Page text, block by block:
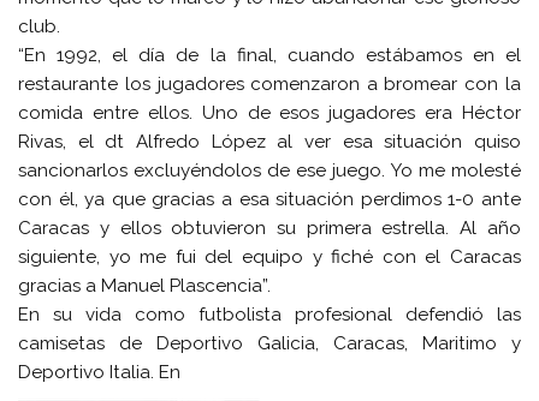
club.
“En 1992, el día de la final, cuando estábamos en el
restaurante los jugadores comenzaron a bromear con la
comida entre ellos. Uno de esos jugadores era Héctor
Rivas, el dt Alfredo López al ver esa situación quiso
sancionarlos excluyéndolos de ese juego. Yo me molesté
con él, ya que gracias a esa situación perdimos 1-0 ante
Caracas y ellos obtuvieron su primera estrella. Al año
siguiente, yo me fui del equipo y fiché con el Caracas
gracias a Manuel Plascencia”.
En su vida como futbolista profesional defendió las
camisetas de Deportivo Galicia, Caracas, Maritimo y
Deportivo Italia. En